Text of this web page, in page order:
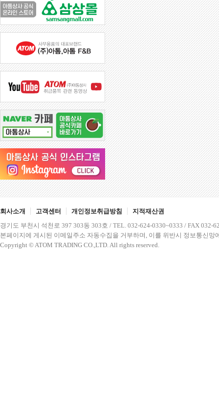
회사소개 고객센터 개인정보취급방침
지적재산권
경기도 부천시 석천로 397 303동 303호 / TEL. 032-624-0330~0333 / FAX 032-
본페이지에 게시된 이메일주소 자동수집을 거부하며, 이를 위반시 정보통신망
Copyright © ATOM TRADING CO.,LTD. All rights reserved.